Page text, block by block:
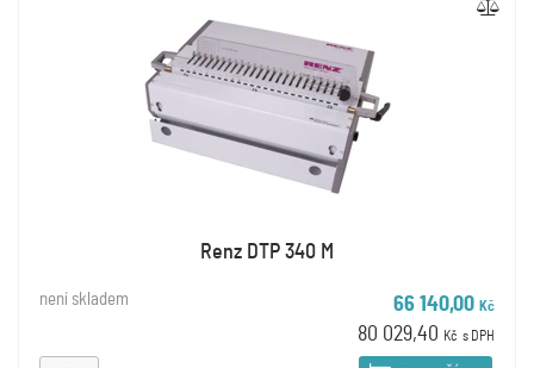
Renz DTP 340 M
není skladem 66 140,00 Kč
80 029,40 Kč s DPH